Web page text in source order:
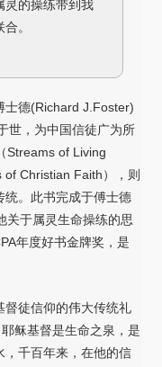
灵的操练带到我
。
士德(Richard J.Foster)
世，为中国信徒广为所
Streams of Living
Christian Faith），则
统。此书完成于傅士德
关于属灵生命操练的思
年度好书金牌奖，是
督徒信仰的伟大传统礼
稣基督是生命之泉，是
，千百年来，在他的信